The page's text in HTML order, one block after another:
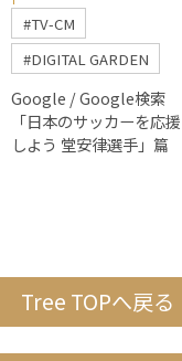
#TV-CM
#DIGITAL GARDEN
Google / Google検索
「日本のサッカーを応援
しよう 堂安律選手」篇
Tree TOPへ戻る